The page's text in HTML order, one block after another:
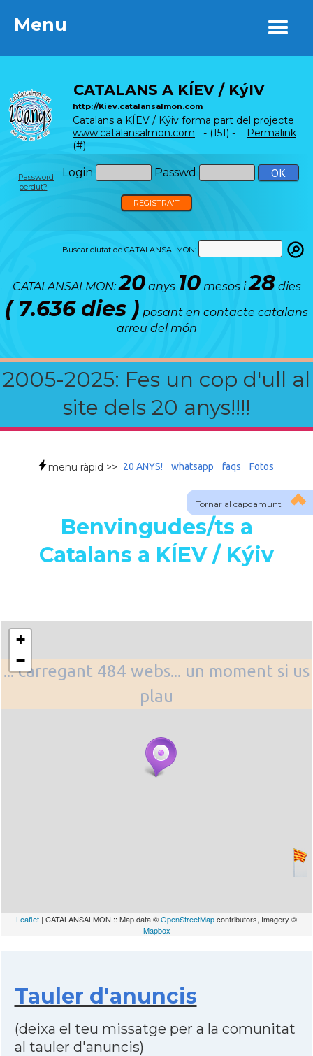
Menu
CATALANS A KÍEV / KýIV
http://Kiev.catalansalmon.com
Catalans a KÍEV / Kýiv forma part del projecte
www.catalansalmon.com - (151) -
Permalink
(#)
Login Passwd
Password
perdut?
REGISTRA'T
Buscar ciutat de CATALANSALMON:
CATALANSALMON:20anys 10mesos i28 dies
( 7.636 dies ) posant en contacte catalans
arreu del món
2005-2025: Fes un cop d'ull al
site dels 20 anys!!!!
Menu
Tornar al capdamunt
menu ràpid >> 20 ANYS! whatsapp faqs Fotos
Benvingudes/ts a
Catalans a KÍEV / Kýiv
... carregant 484 webs... un moment si us
plau
+
−
Leaflet | CATALANSALMON :: Map data ©OpenStreetMapcontributors, Imagery ©
Mapbox
Tauler d'anuncis
(deixa el teu missatge per a la comunitat
al tauler d'anuncis)